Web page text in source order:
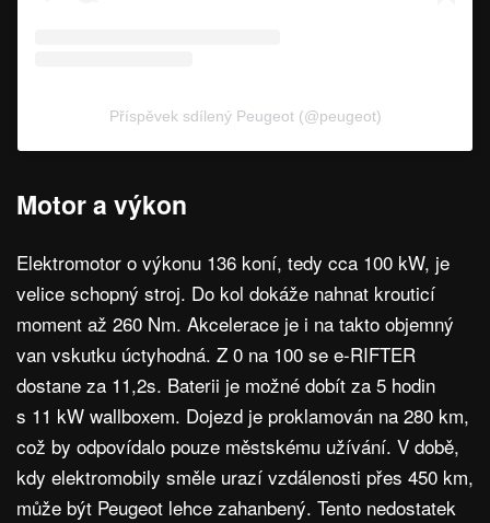
Příspěvek sdílený Peugeot (@peugeot)
Motor a výkon
Elektromotor o výkonu 136 koní, tedy cca 100 kW, je
velice schopný stroj. Do kol dokáže nahnat krouticí
moment až 260 Nm. Akcelerace je i na takto objemný
van vskutku úctyhodná. Z 0 na 100 se e-RIFTER
dostane za 11,2s. Baterii je možné dobít za 5 hodin
s 11 kW wallboxem. Dojezd je proklamován na 280 km,
což by odpovídalo pouze městskému užívání. V době,
kdy elektromobily směle urazí vzdálenosti přes 450 km,
může být Peugeot lehce zahanbený. Tento nedostatek